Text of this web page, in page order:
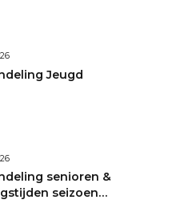
Jeugd
senioren &
seizoen